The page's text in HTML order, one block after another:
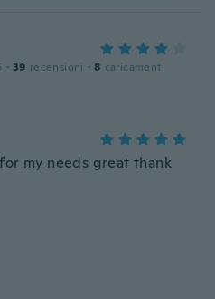
· 39 recensioni · 8 caricamenti
my needs great thank